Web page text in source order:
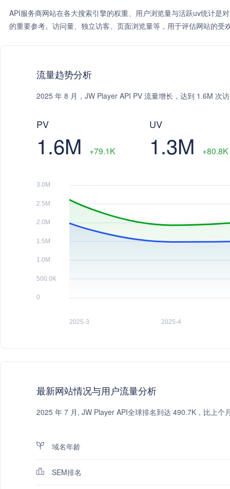
API服务商网站在各大搜索引擎的权重、用户浏览量与活跃uv统计是
的重要参考。访问量、独立访客、页面浏览量等，用于评估网站的
流量趋势分析
2025 年 8 月，JW Player API PV 流量增长，达到 1.6M 次
PV
1.6M +79.1K
UV
1.3M +80.8K
最新网站情况与用户流量分析
2025 年 7 月, JW Player API全球排名到达 490.7K，比上
域名年龄
SEM排名